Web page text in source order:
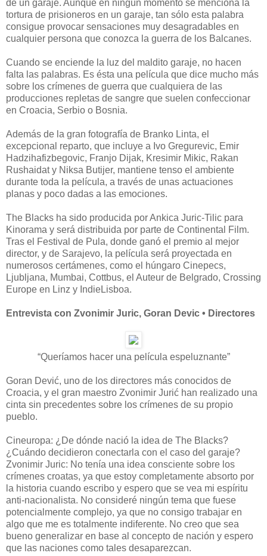
de un garaje. Aunque en ningún momento se menciona la
tortura de prisioneros en un garaje, tan sólo esta palabra
consigue provocar sensaciones muy desagradables en
cualquier persona que conozca la guerra de los Balcanes.
Cuando se enciende la luz del maldito garaje, no hacen
falta las palabras. Es ésta una película que dice mucho más
sobre los crímenes de guerra que cualquiera de las
producciones repletas de sangre que suelen confeccionar
en Croacia, Serbio o Bosnia.
Además de la gran fotografía de Branko Linta, el
excepcional reparto, que incluye a Ivo Gregurevic, Emir
Hadzihafizbegovic, Franjo Dijak, Kresimir Mikic, Rakan
Rushaidat y Niksa Butijer, mantiene tenso el ambiente
durante toda la película, a través de unas actuaciones
planas y poco dadas a las emociones.
The Blacks ha sido producida por Ankica Juric-Tilic para
Kinorama y será distribuida por parte de Continental Film.
Tras el Festival de Pula, donde ganó el premio al mejor
director, y de Sarajevo, la película será proyectada en
numerosos certámenes, como el húngaro Cinepecs,
Ljubljana, Mumbai, Cottbus, el Auteur de Belgrado, Crossing
Europe en Linz y IndieLisboa.
Entrevista con Zvonimir Juric, Goran Devic • Directores
“Queríamos hacer una película espeluznante”
Goran Dević, uno de los directores más conocidos de
Croacia, y el gran maestro Zvonimir Jurić han realizado una
cinta sin precedentes sobre los crímenes de su propio
pueblo.
Cineuropa: ¿De dónde nació la idea de The Blacks?
¿Cuándo decidieron conectarla con el caso del garaje?
Zvonimir Juric: No tenía una idea consciente sobre los
crímenes croatas, ya que estoy completamente absorto por
la historia cuando escribo y espero que se vea mi espíritu
anti-nacionalista. No consideré ningún tema que fuese
potencialmente complejo, ya que no consigo trabajar en
algo que me es totalmente indiferente. No creo que sea
bueno generalizar en base al concepto de nación y espero
que las naciones como tales desaparezcan.